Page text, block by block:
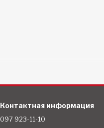
Контактная информация
097 923-11-10